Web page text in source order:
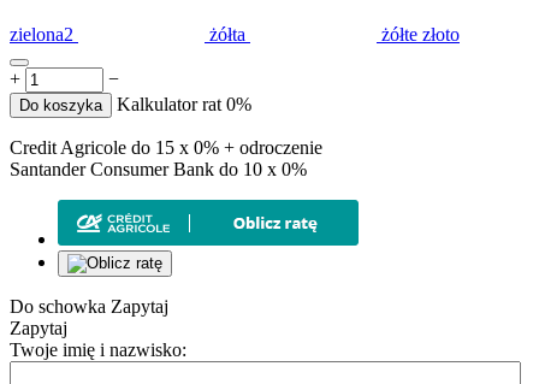
zielona2 żółta żółte złoto
+ −
Do koszyka Kalkulator rat 0%
Credit Agricole do 15 x 0% + odroczenie
Santander Consumer Bank do 10 x 0%
Do schowka Zapytaj
Zapytaj
Twoje imię i nazwisko: